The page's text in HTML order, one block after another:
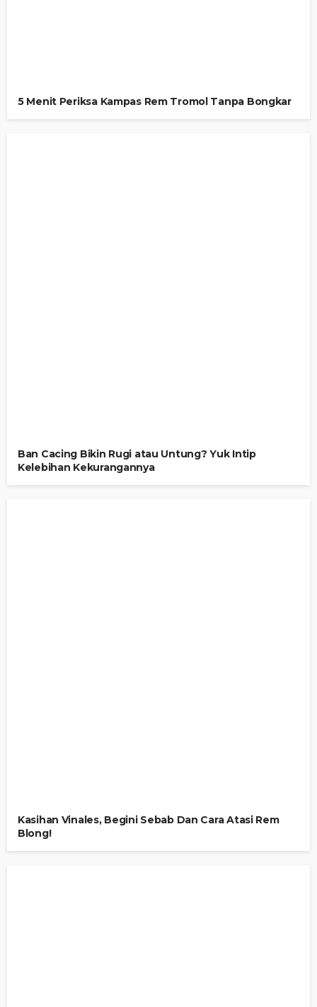
5 Menit Periksa Kampas Rem Tromol Tanpa Bongkar
Ban Cacing Bikin Rugi atau Untung? Yuk Intip
Kelebihan Kekurangannya
Kasihan Vinales, Begini Sebab Dan Cara Atasi Rem
Blong!